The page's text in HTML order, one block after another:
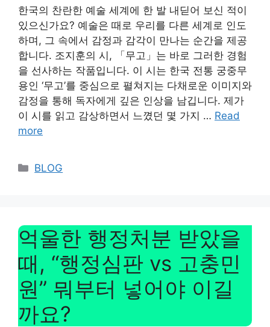
한국의 찬란한 예술 세계에 한 발 내딛어 보신 적이
있으신가요? 예술은 때로 우리를 다른 세계로 인도
하며, 그 속에서 감정과 감각이 만나는 순간을 제공
합니다. 조지훈의 시, 「무고」는 바로 그러한 경험
을 선사하는 작품입니다. 이 시는 한국 전통 궁중무
용인 ‘무고’를 중심으로 펼쳐지는 다채로운 이미지와
감정을 통해 독자에게 깊은 인상을 남깁니다. 제가
이 시를 읽고 감상하면서 느꼈던 몇 가지 … Read
more
Categories
BLOG
억울한 행정처분 받았을
때, “행정심판 vs 고충민
원” 뭐부터 넣어야 이길
까요?